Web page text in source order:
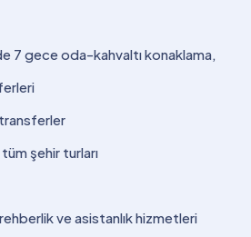
7 gece oda-kahvaltı konaklama,
şehir turları
ve asistanlık hizmetleri